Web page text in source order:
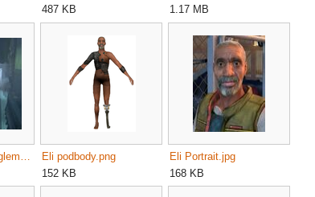
487 KB
1.17 MB
Eli podbody.png
152 KB
Eli Portrait.jpg
168 KB